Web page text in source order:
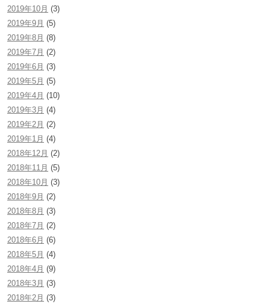
2019年10月 (3)
2019年9月 (5)
2019年8月 (8)
2019年7月 (2)
2019年6月 (3)
2019年5月 (5)
2019年4月 (10)
2019年3月 (4)
2019年2月 (2)
2019年1月 (4)
2018年12月 (2)
2018年11月 (5)
2018年10月 (3)
2018年9月 (2)
2018年8月 (3)
2018年7月 (2)
2018年6月 (6)
2018年5月 (4)
2018年4月 (9)
2018年3月 (3)
2018年2月 (3)